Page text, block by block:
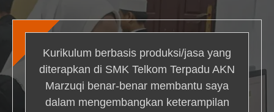
Kurikulum berbasis produksi/jasa yang
diterapkan di SMK Telkom Terpadu AKN
Marzuqi benar-benar membantu saya
dalam mengembangkan keterampilan